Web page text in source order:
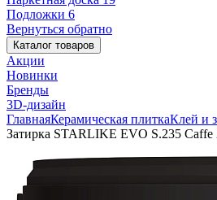
Подложки 6
Вернуться обратно
Каталог товаров
Акции
Новинки
Бренды
3D-дизайн
ГлавнаяКерамическая плиткаКлей и
Затирка STARLIKE EVO S.235 Caffe